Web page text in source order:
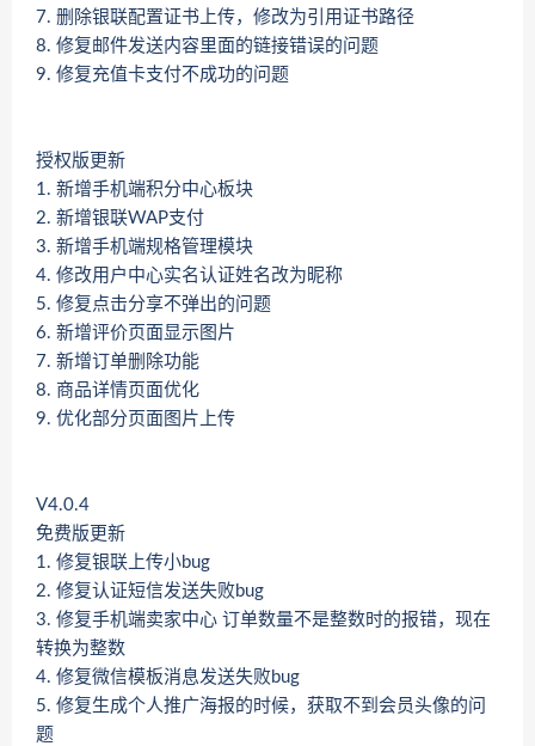
7. 删除银联配置证书上传，修改为引用证书路径
8. 修复邮件发送内容里面的链接错误的问题
9. 修复充值卡支付不成功的问题
授权版更新
1. 新增手机端积分中心板块
2. 新增银联WAP支付
3. 新增手机端规格管理模块
4. 修改用户中心实名认证姓名改为昵称
5. 修复点击分享不弹出的问题
6. 新增评价页面显示图片
7. 新增订单删除功能
8. 商品详情页面优化
9. 优化部分页面图片上传
V4.0.4
免费版更新
1. 修复银联上传小bug
2. 修复认证短信发送失败bug
3. 修复手机端卖家中心 订单数量不是整数时的报错，现在
转换为整数
4. 修复微信模板消息发送失败bug
5. 修复生成个人推广海报的时候，获取不到会员头像的问
题